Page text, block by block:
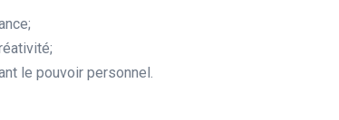
le pouvoir personnel.